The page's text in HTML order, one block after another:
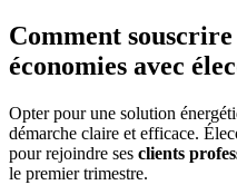
Comment
économies avec
Opter pour une solution
démarche claire et efficace.
pour rejoindre ses clients
le premier trimestre.